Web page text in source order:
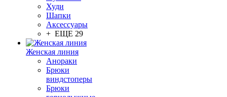
Худи
Шапки
Аксессуары
+ ЕЩЕ 29
Женская линия
Анораки
Брюки
виндстоперы
Брюки